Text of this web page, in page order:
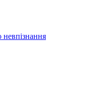
невпізнання